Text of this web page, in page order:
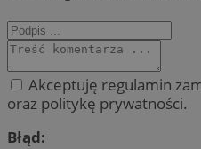
Akceptuję regulamin
oraz politykę prywatności.
Błąd: